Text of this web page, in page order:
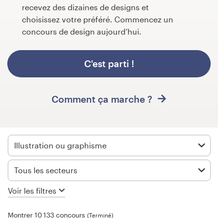
recevez des dizaines de designs et
choisissez votre préféré. Commencez un
concours de design aujourd’hui.
C'est parti !
Comment ça marche ?
Illustration ou graphisme
Tous les secteurs
Voir les filtres
Montrer 10 133 concours (Terminé)
Concours de design
99designs Pro
Obtenez
un